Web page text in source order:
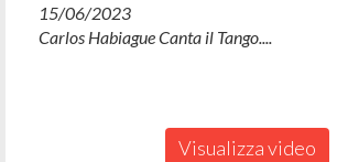
15/06/2023
Carlos Habiague Canta il Tango....
Visualizza video